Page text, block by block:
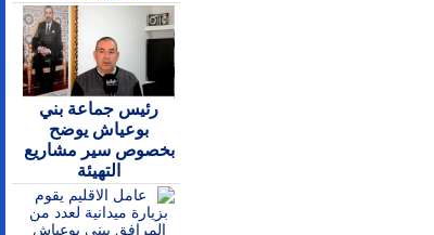
رئيس جماعة بني
بوعياش يوضح
بخصوص سير مشاريع
التهيئة